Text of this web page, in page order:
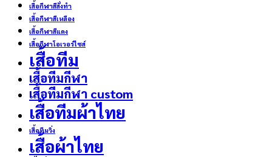
เสื้อกีฬาสีสั่งทำ
เสื้อกีฬาสีเหลือง
เสื้อกีฬาสีแดง
เสื้อกีฬาโอเวอร์ไซส์
เสื้อทีม
เสื้อทีมกีฬา
เสื้อทีมกีฬา custom
เสื้อทีมผ้าไทย
เสื้อทีมวิ่ง
เสื้อผ้าไทย